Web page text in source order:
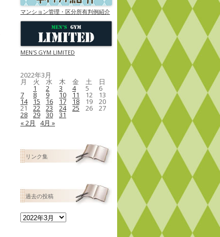
マンション管理・区分所有判例紹介
MEN'S GYM LIMITED
2022年3月
月 火 水 木 金 土 日
1 2 3 4 5 6
7 8 9 10 11 12 13
14 15 16 17 18 19 20
21 22 23 24 25 26 27
28 29 30
31
« 2月
4月 »
リンク集
過去の投稿
過